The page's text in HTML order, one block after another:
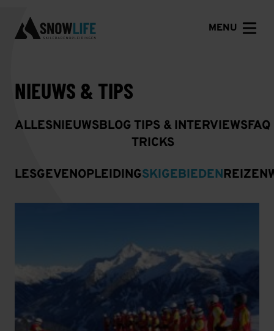
MENU
NIEUWS & TIPS
ALLESNIEUWSBLOG TIPS &
TRICKS
INTERVIEWSFAQ
LESGEVENOPLEIDINGSKIGEBIEDENREIZEN